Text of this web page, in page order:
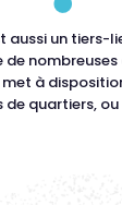
aussi un tiers-
de
à
de quartiers,